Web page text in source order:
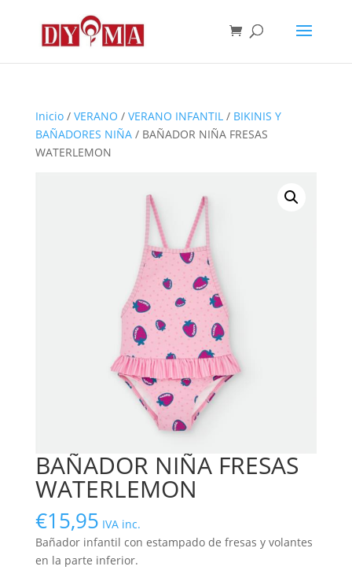
Inicio/ VERANO / VERANO INFANTIL/ BIKINIS Y
BAÑADORES NIÑA/ BAÑADOR NIÑA FRESAS
WATERLEMON
BAÑADOR NIÑA FRESAS
WATERLEMON
€15,95 IVA inc.
Bañador infantil con estampado de fresas y volantes
en la parte inferior.